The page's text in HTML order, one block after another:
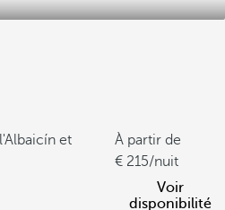
et
À partir de
215/nuit
Voir
disponibilité